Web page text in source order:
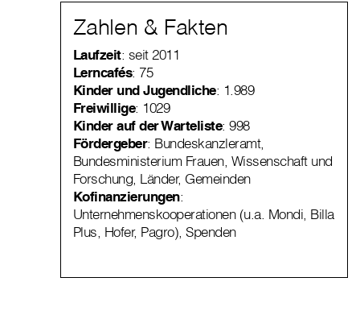
Zahlen & Fakten
Laufzeit: seit 2011
Lerncafés: 75
Kinder und Jugendliche: 1.989
Freiwillige: 1029
Kinder auf der Warteliste: 998
Fördergeber: Bundeskanzleramt,
Bundesministerium Frauen, Wissenschaft und
Forschung, Länder, Gemeinden
Kofinanzierungen:
Unternehmenskooperationen (u.a. Mondi, Billa
Plus, Hofer, Pagro), Spenden